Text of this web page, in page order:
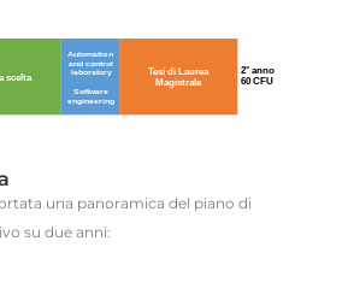
una panoramica del piano di
su due anni: